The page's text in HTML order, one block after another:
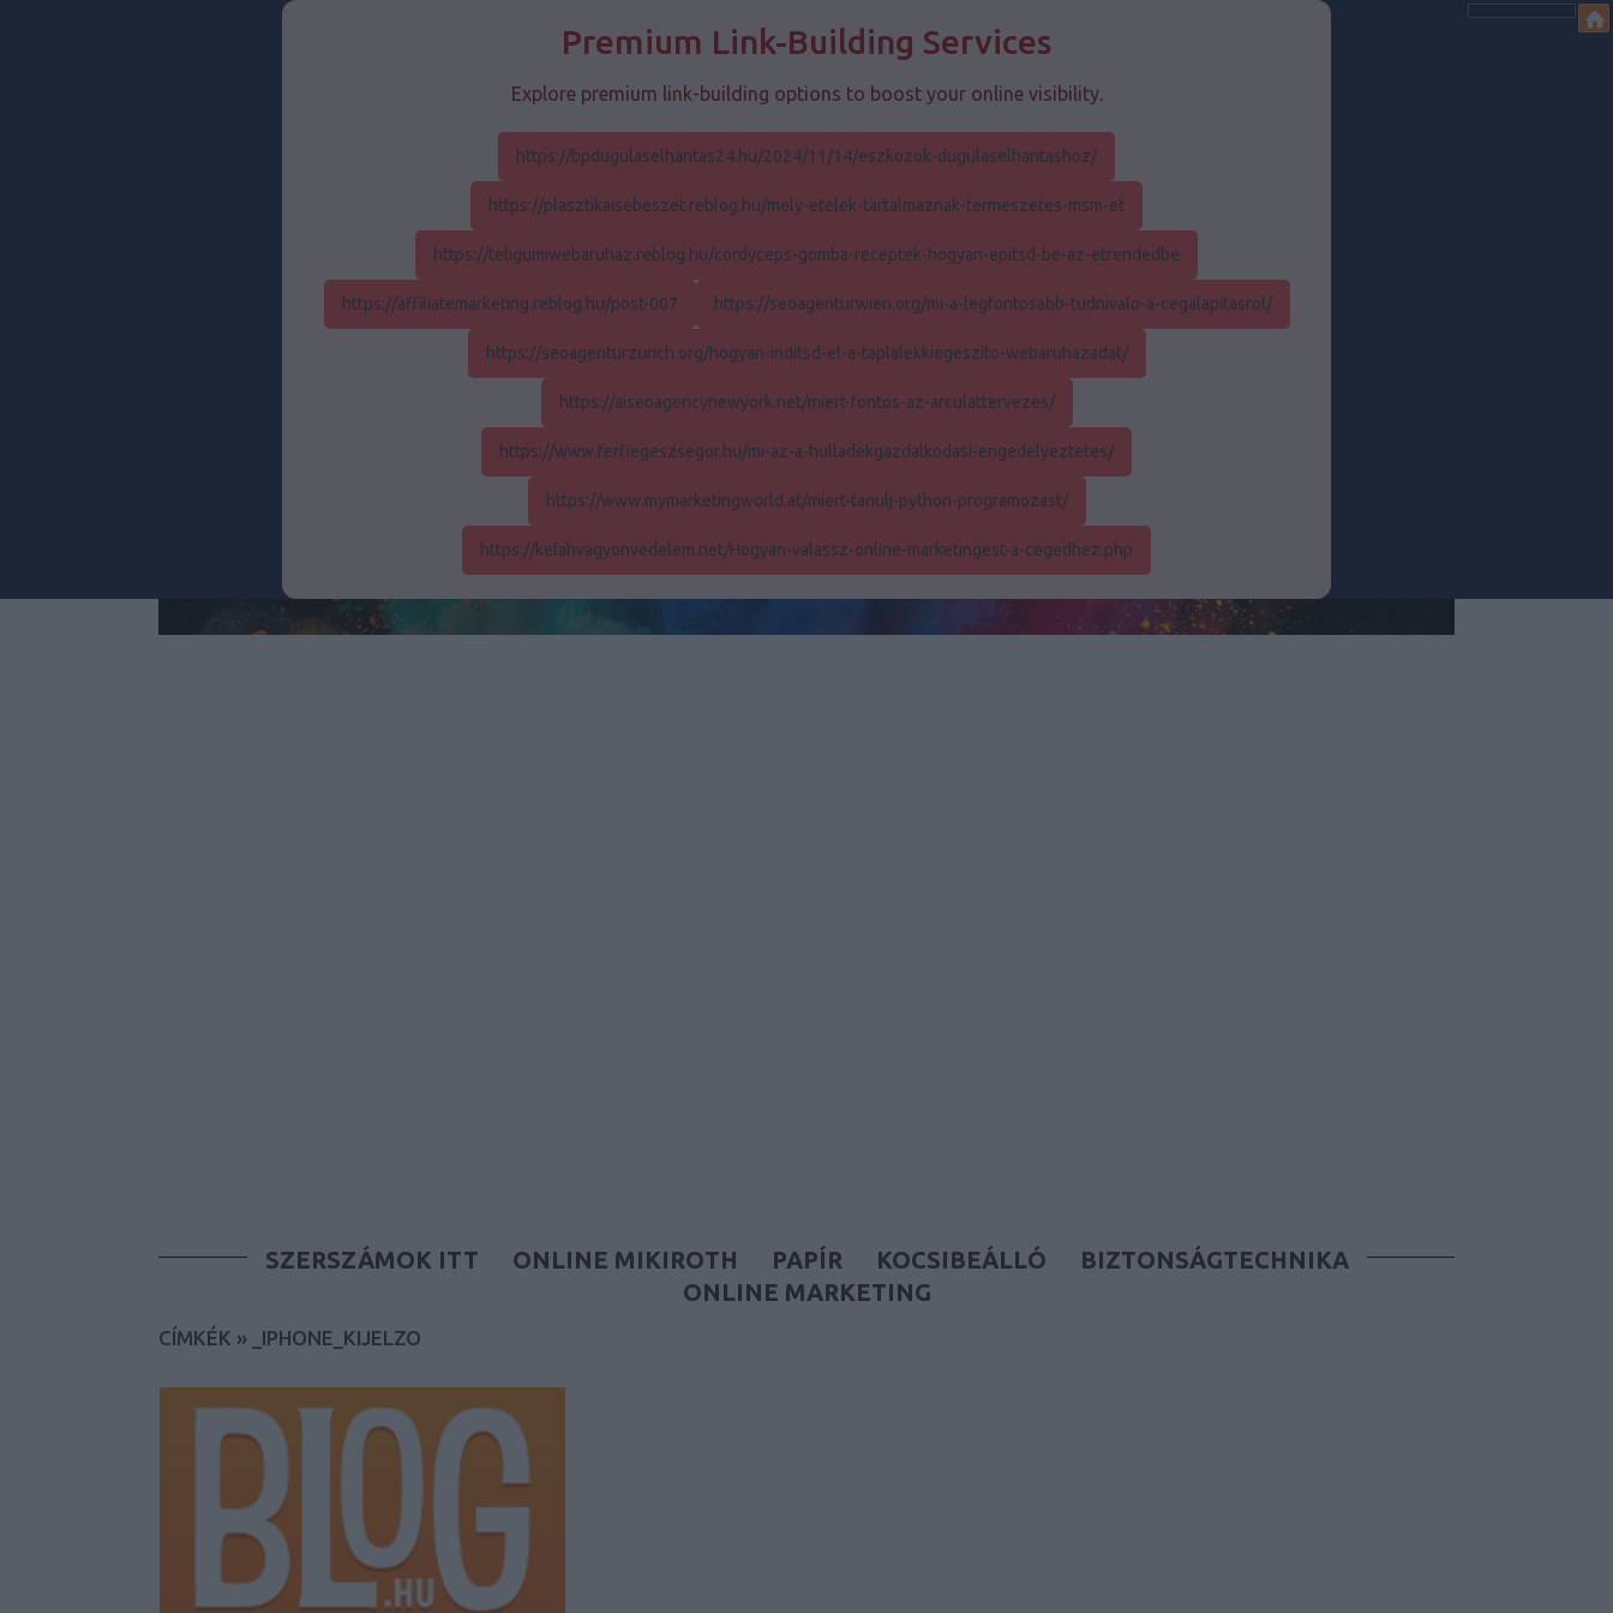
Premium Link-Building Services
Explore premium link-building options to boost your online visibility.
https://bpdugulaselharitas24.hu/2024/11/14/eszkozok-dugulaselharitashoz/
https://plasztikaisebeszet.reblog.hu/mely-etelek-tartalmaznak-termeszetes-msm-et
https://teligumiwebaruhaz.reblog.hu/cordyceps-gomba-receptek-hogyan-epitsd-be-az-etrendedbe
https://affiliatemarketing.reblog.hu/post-007 https://seoagenturwien.org/mi-a-legfontosabb-tudnivalo-a-cegalapitasrol/
https://seoagenturzurich.org/hogyan-inditsd-el-a-taplalekkiegeszito-webaruhazadat/
https://aiseoagencynewyork.net/miert-fontos-az-arculattervezes/
https://www.ferfiegeszsegor.hu/mi-az-a-hulladekgazdalkodasi-engedelyeztetes/
https://www.mymarketingworld.at/miert-tanulj-python-programozast/
https://kelahvagyonvedelem.net/Hogyan-valassz-online-marketingest-a-cegedhez.php
SZERSZÁMOK ITT ONLINE MIKIROTH PAPÍR KOCSIBEÁLLÓ
BIZTONSÁGTECHNIKA
ONLINE MARKETING
CÍMKÉK » _IPHONE_KIJELZO